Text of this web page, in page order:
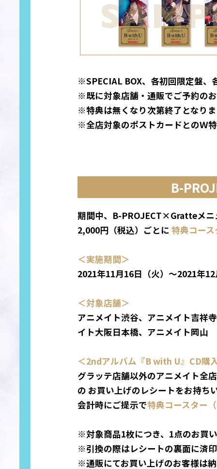
※SPECIAL BOX、各初回限定盤、
※既に対象店舗・通販でご予約の
※特典は無くなり次第終了となり
※全店対象のポストカードとのＷ
B-
期間中、B-PROJECT×Gratteメニ
2,000円（税込）ごとに 特典コー
＜実施期間＞
2021年11月16日（火）～2021年
＜対象店舗＞
アニメイト渋谷、アニメイト吉祥
イト大阪日本橋、アニメイト岡山
＜2ndアルバム『B with U』CD購
グラッテ店舗以外のアニメイト全
の お買い上げのレシートをお持ち
会計時にご提示で特典コースター
※対象商品1枚につき、1点のお買
※引換の際はレシートの裏面に済
※通販にてお買い上げのお客様は